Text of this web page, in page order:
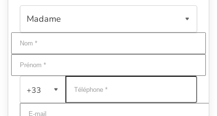
+33